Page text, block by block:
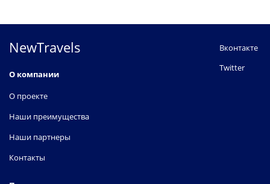
NewTravels
О компании
О проекте
Наши преимущества
Наши партнеры
Контакты
Вконтакте
Twitter